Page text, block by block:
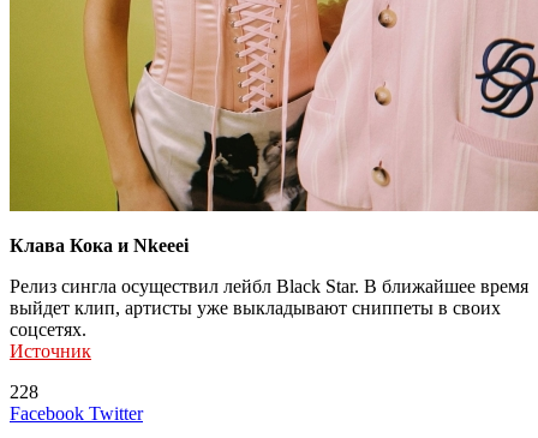
Клава Кока и Nkeeei
Релиз сингла осуществил лейбл Black Star. В ближайшее время
выйдет клип, артисты уже выкладывают сниппеты в своих
соцсетях.
Источник
228
Facebook TwitterLinkedIn
Tumblr
Reddit
Вконтакте
Одноклассники
Skype
Messenger
Messenger
WhatsApp
Telegram
Viber
Line
Поделиться
Печатать